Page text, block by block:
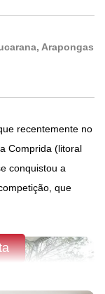
Arapongas
recentemente no
Comprida (litoral
conquistou a
que